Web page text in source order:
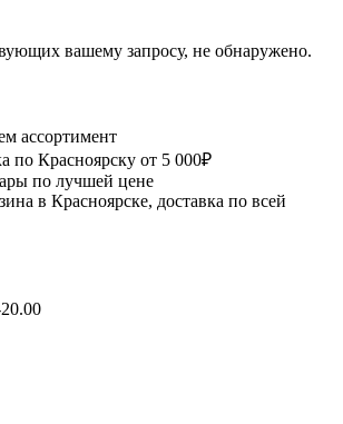
вашему запросу, не обнаружено.
ассортимент
по Красноярску от 5 000₽
по лучшей цене
в Красноярске, доставка по всей